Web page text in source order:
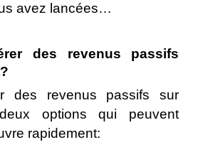
avez lancées…
des revenus passifs
des revenus passifs sur
options qui peuvent
rapidement: